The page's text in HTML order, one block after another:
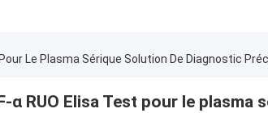
Le Plasma Sérique Solution De Diagnostic
α RUO Elisa Test pour le